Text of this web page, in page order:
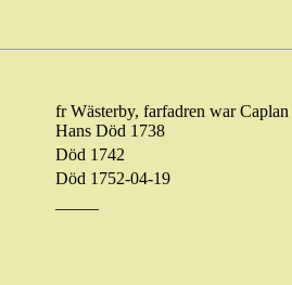
fr Wästerby, farfadren war Caplan
Hans Död 1738
Död 1742
Död 1752-04-19